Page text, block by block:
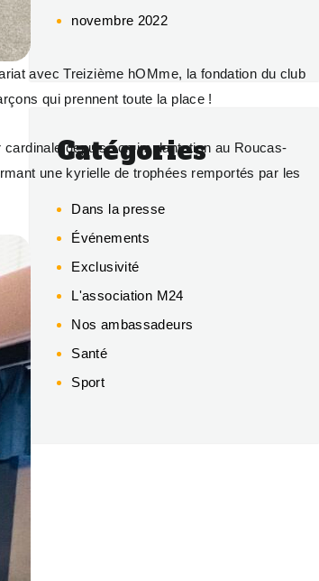
avec Treizième hOMme, la fondation du club
qui prennent toute la place !
depuis son implantation au Roucas-
une kyrielle de trophées remportés par les
novembre 2022
Catégories
Dans la presse
Événements
Exclusivité
L'association M24
Nos ambassadeurs
Santé
Sport